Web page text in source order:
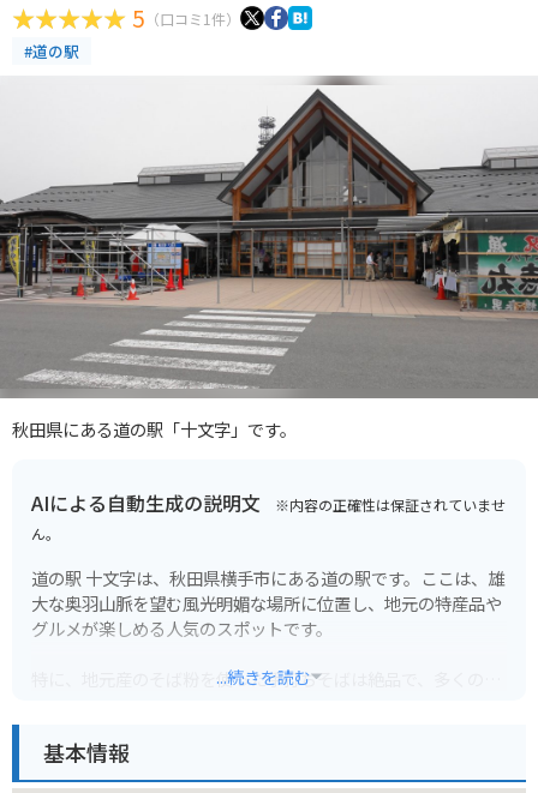
5 （口コミ1件）
#道の駅
秋田県にある道の駅「十文字」です。
AIによる自動生成の説明文 ※内容の正確性は保証されていませ
ん。
道の駅 十文字は、秋田県横手市にある道の駅です。ここは、雄
大な奥羽山脈を望む風光明媚な場所に位置し、地元の特産品や
グルメが楽しめる人気のスポットです。
特に、地元産のそば粉を使った手打ちそばは絶品で、多くの観
「まめでらが～でん」では、地元で採れた新鮮な野菜や山菜、
果物などが販売されています。
...続きを読む
基本情報